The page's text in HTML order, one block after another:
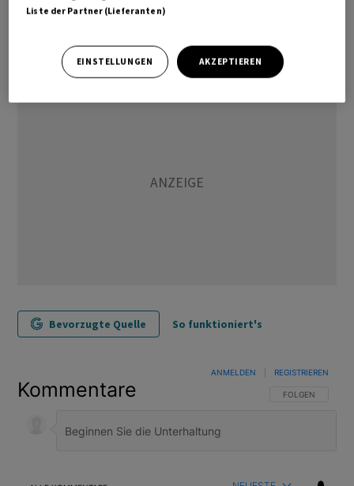
yz/rw
Bevorzugte Quelle So funktioniert's
Kommentare FOLGE DIESER
FOLGEN
ANMELDEN REGISTRIEREN
Liste der Partner (Lieferanten)
EINSTELLUNGEN AKZEPTIEREN